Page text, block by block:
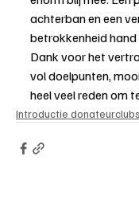
achterban en een
betrokkenheid hand
Dank voor het
vol doelpunten,
heel veel reden om
Introductie